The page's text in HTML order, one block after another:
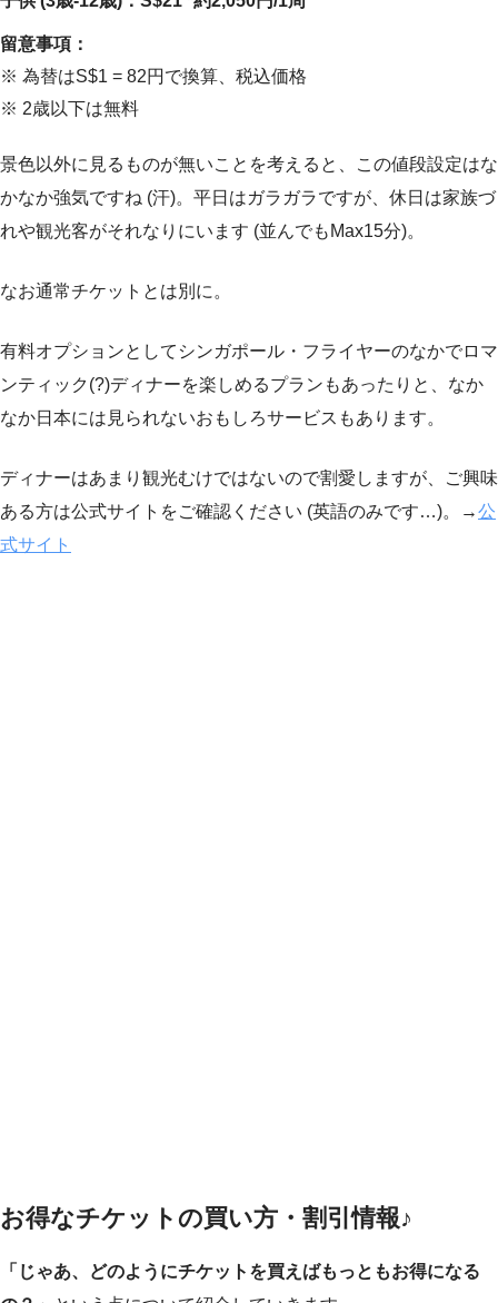
留意事項：
※ 為替はS$1 = 82円で換算、税込価格
※ 2歳以下は無料
景色以外に見るものが無いことを考えると、この値段設定はな
かなか強気ですね (汗)。平日はガラガラですが、休日は家族づ
れや観光客がそれなりにいます (並んでもMax15分)。
なお通常チケットとは別に。
有料オプションとしてシンガポール・フライヤーのなかでロマ
ンティック(?)ディナーを楽しめるプランもあったりと、なか
なか日本には見られないおもしろサービスもあります。
ディナーはあまり観光むけではないので割愛しますが、ご興味
ある方は公式サイトをご確認ください (英語のみです…)。→公
式サイト
お得なチケットの買い方・割引情報♪
「じゃあ、どのようにチケットを買えばもっともお得になる